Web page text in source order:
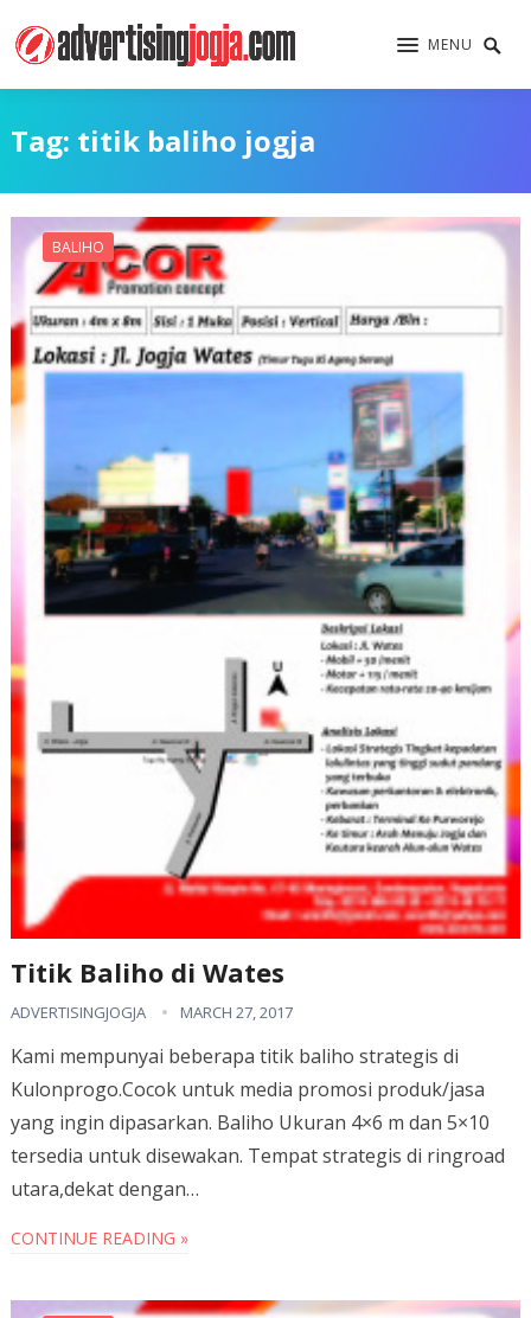
MENU
Tag: titik baliho jogja
BALIHO
Titik Baliho di Wates
ADVERTISINGJOGJA MARCH 27, 2017
Kami mempunyai beberapa titik baliho strategis di
Kulonprogo.Cocok untuk media promosi produk/jasa
yang ingin dipasarkan. Baliho Ukuran 4×6 m dan 5×10
tersedia untuk disewakan. Tempat strategis di ringroad
utara,dekat dengan…
CONTINUE READING »